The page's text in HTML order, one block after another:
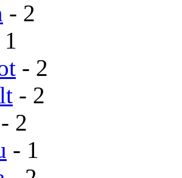
- 2
- 2
- 2
2
- 1